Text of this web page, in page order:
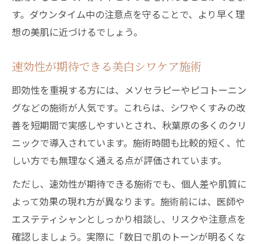
す。ダウンタイム中の注意点を守ることで、より早く理
想の美肌に近づけるでしょう。
速効性が期待できる美白シワケア施術
即効性を重視する方には、メソセラピーやピコトーニン
グなどの施術が人気です。これらは、シワやくすみの改
善を短期間で実感しやすいとされ、秋葉原の多くのクリ
ニックで導入されています。施術時間も比較的短く、忙
しい方でも無理なく通える点が評価されています。
ただし、速効性が期待できる施術でも、個人差や肌質に
よって効果の現れ方が異なります。施術前には、医師や
エステティシャンとしっかり相談し、リスクや注意点を
確認しましょう。実際に「数日で肌のトーンが明るくな